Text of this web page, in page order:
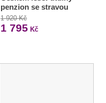
penzion se stravou
1 920 Kč
1 795 Kč